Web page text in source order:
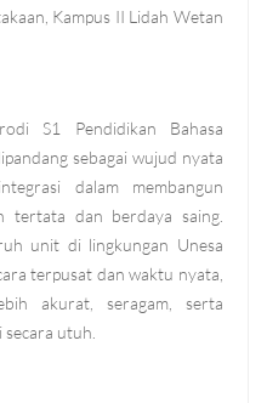
Kampus II Lidah Wetan
S1 Pendidikan Bahasa
sebagai wujud nyata
dalam membangun
tertata dan berdaya saing.
unit di lingkungan Unesa
terpusat dan waktu nyata,
akurat, seragam, serta
utuh.